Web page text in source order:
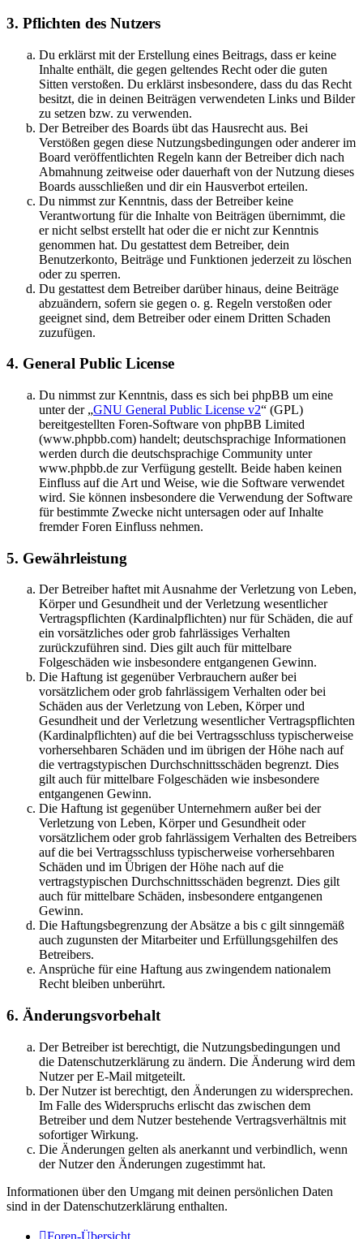
3. Pflichten des Nutzers
Du erklärst mit der Erstellung eines Beitrags, dass er keine
Inhalte enthält, die gegen geltendes Recht oder die guten
Sitten verstoßen. Du erklärst insbesondere, dass du das Recht
besitzt, die in deinen Beiträgen verwendeten Links und Bilder
zu setzen bzw. zu verwenden.
Der Betreiber des Boards übt das Hausrecht aus. Bei
Verstößen gegen diese Nutzungsbedingungen oder anderer im
Board veröffentlichten Regeln kann der Betreiber dich nach
Abmahnung zeitweise oder dauerhaft von der Nutzung dieses
Boards ausschließen und dir ein Hausverbot erteilen.
Du nimmst zur Kenntnis, dass der Betreiber keine
Verantwortung für die Inhalte von Beiträgen übernimmt, die
er nicht selbst erstellt hat oder die er nicht zur Kenntnis
genommen hat. Du gestattest dem Betreiber, dein
Benutzerkonto, Beiträge und Funktionen jederzeit zu löschen
oder zu sperren.
Du gestattest dem Betreiber darüber hinaus, deine Beiträge
abzuändern, sofern sie gegen o. g. Regeln verstoßen oder
geeignet sind, dem Betreiber oder einem Dritten Schaden
zuzufügen.
4. General Public License
Du nimmst zur Kenntnis, dass es sich bei phpBB um eine
unter der „GNU General Public License v2“ (GPL)
bereitgestellten Foren-Software von phpBB Limited
(www.phpbb.com) handelt; deutschsprachige Informationen
werden durch die deutschsprachige Community unter
www.phpbb.de zur Verfügung gestellt. Beide haben keinen
Einfluss auf die Art und Weise, wie die Software verwendet
wird. Sie können insbesondere die Verwendung der Software
für bestimmte Zwecke nicht untersagen oder auf Inhalte
fremder Foren Einfluss nehmen.
5. Gewährleistung
Der Betreiber haftet mit Ausnahme der Verletzung von Leben,
Körper und Gesundheit und der Verletzung wesentlicher
Vertragspflichten (Kardinalpflichten) nur für Schäden, die auf
ein vorsätzliches oder grob fahrlässiges Verhalten
zurückzuführen sind. Dies gilt auch für mittelbare
Folgeschäden wie insbesondere entgangenen Gewinn.
Die Haftung ist gegenüber Verbrauchern außer bei
vorsätzlichem oder grob fahrlässigem Verhalten oder bei
Schäden aus der Verletzung von Leben, Körper und
Gesundheit und der Verletzung wesentlicher Vertragspflichten
(Kardinalpflichten) auf die bei Vertragsschluss typischerweise
vorhersehbaren Schäden und im übrigen der Höhe nach auf
die vertragstypischen Durchschnittsschäden begrenzt. Dies
gilt auch für mittelbare Folgeschäden wie insbesondere
entgangenen Gewinn.
Die Haftung ist gegenüber Unternehmern außer bei der
Verletzung von Leben, Körper und Gesundheit oder
vorsätzlichem oder grob fahrlässigem Verhalten des Betreibers
auf die bei Vertragsschluss typischerweise vorhersehbaren
Schäden und im Übrigen der Höhe nach auf die
vertragstypischen Durchschnittsschäden begrenzt. Dies gilt
auch für mittelbare Schäden, insbesondere entgangenen
Gewinn.
Die Haftungsbegrenzung der Absätze a bis c gilt sinngemäß
auch zugunsten der Mitarbeiter und Erfüllungsgehilfen des
Betreibers.
Ansprüche für eine Haftung aus zwingendem nationalem
Recht bleiben unberührt.
6. Änderungsvorbehalt
Der Betreiber ist berechtigt, die Nutzungsbedingungen und
die Datenschutzerklärung zu ändern. Die Änderung wird dem
Nutzer per E-Mail mitgeteilt.
Der Nutzer ist berechtigt, den Änderungen zu widersprechen.
Im Falle des Widerspruchs erlischt das zwischen dem
Betreiber und dem Nutzer bestehende Vertragsverhältnis mit
sofortiger Wirkung.
Die Änderungen gelten als anerkannt und verbindlich, wenn
der Nutzer den Änderungen zugestimmt hat.
Informationen über den Umgang mit deinen persönlichen Daten
sind in der Datenschutzerklärung enthalten.
Foren-Übersicht